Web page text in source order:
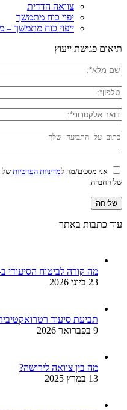
צוואה הדדית
יפוי כוח מתמשך
ייפוי כוח מתמשך –
תיאום פגישת ייעוץ
אני מסכים/מה למדיניות הפרטיות של
של החברה.
עוד כתבות באתר
מה קורה לביטוח הסיעודי ב-2026? המדריך המעודכן
23 ביוני 2026
תביעת סיעוד
9 בפברואר 2026
מה בין צוואה לירושה?
13 במרץ 2025